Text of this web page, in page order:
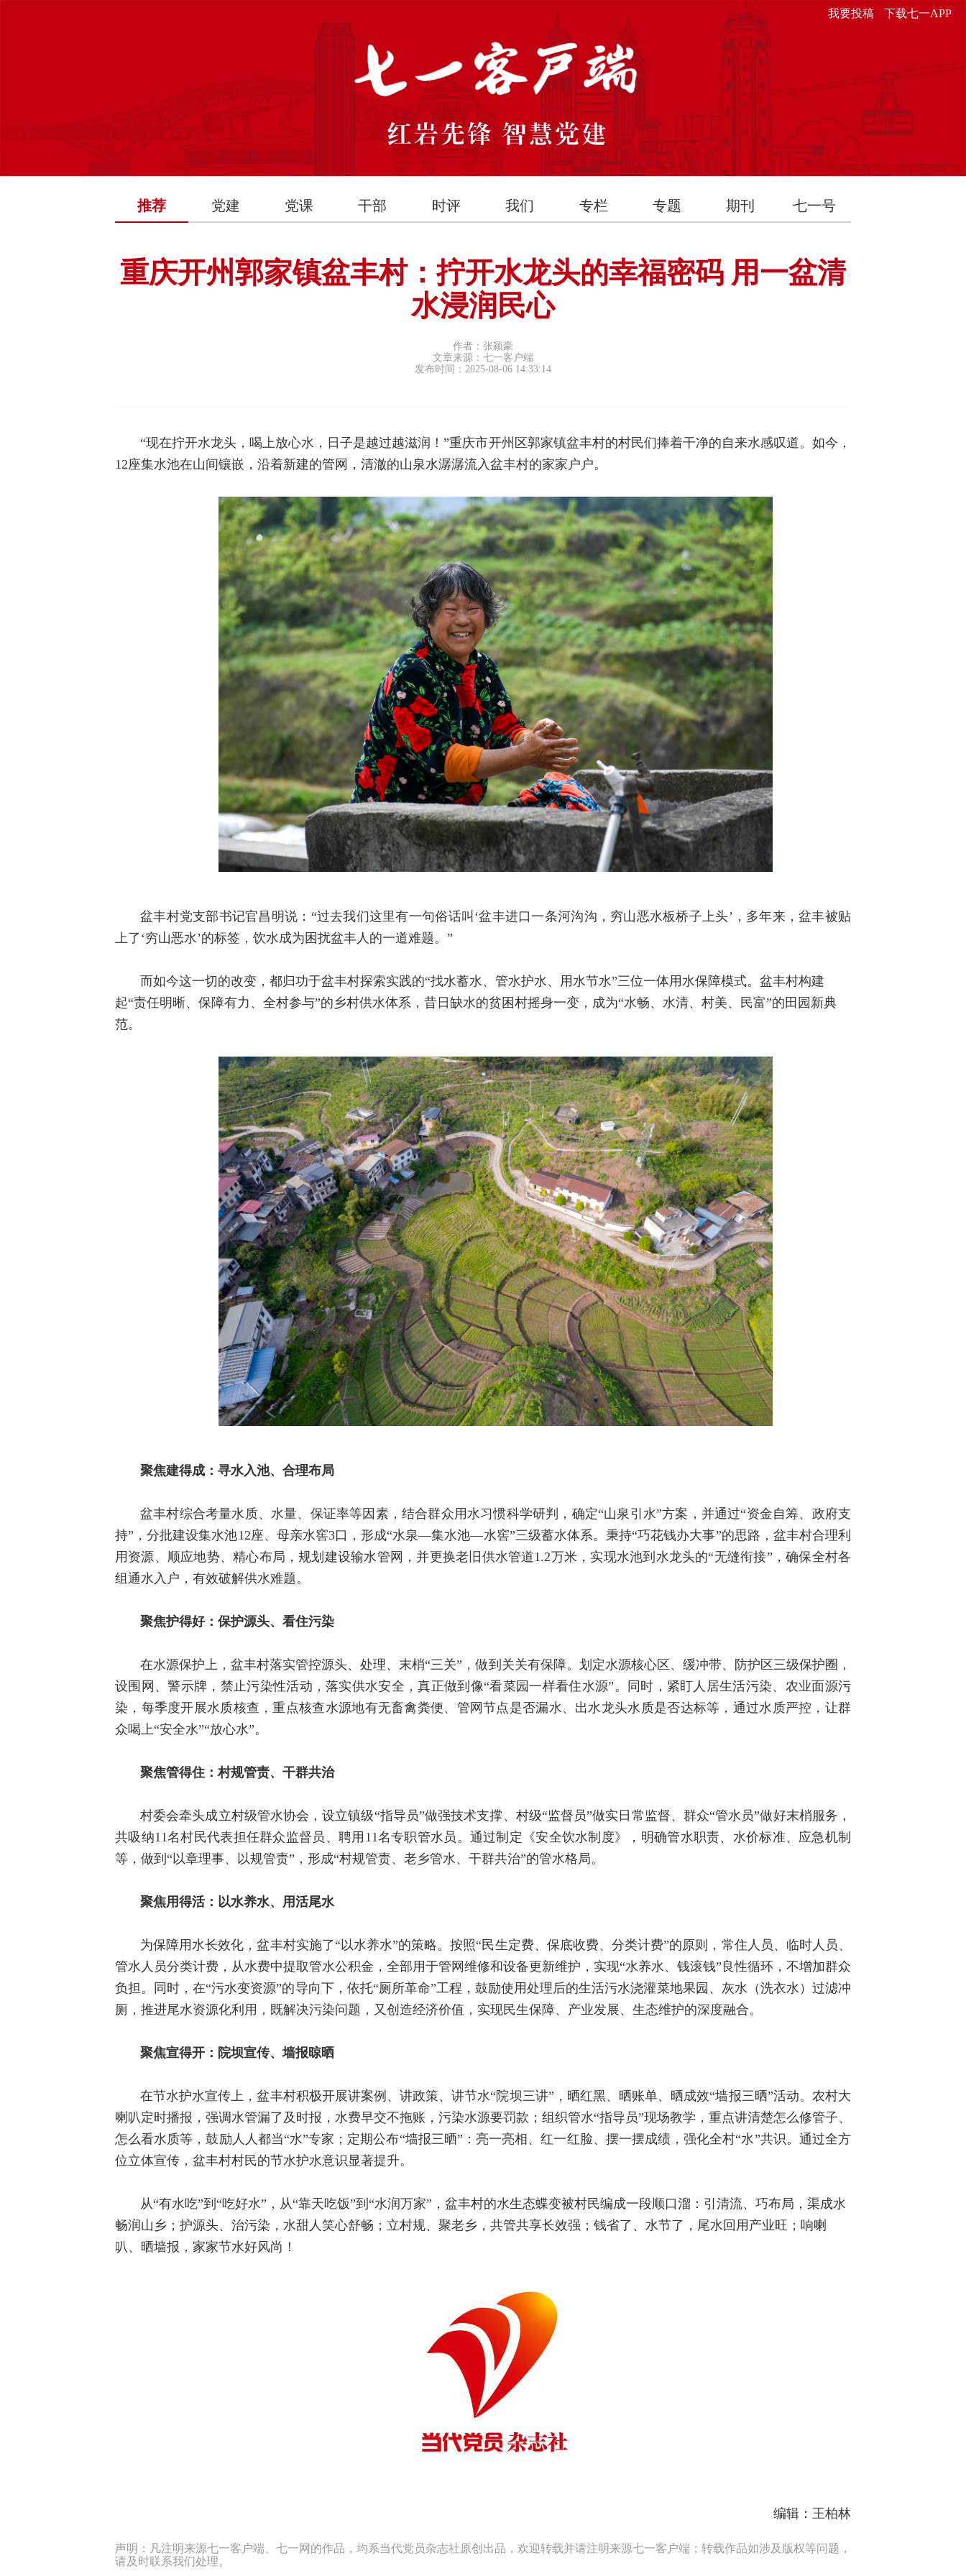
我要投稿 下载七一APP
推荐 党建 党课 干部 时评 我们 专栏 专题 期刊 七一号
重庆开州郭家镇盆丰村：拧开水龙头的幸福密码 用一盆清
水浸润民心
作者：张颖豪
文章来源：七一客户端
发布时间：2025-08-06 14:33:14
“现在拧开水龙头，喝上放心水，日子是越过越滋润！”重庆市开州区郭家镇盆丰村的村民们捧着干净的自来水感叹道。如今，
12座集水池在山间镶嵌，沿着新建的管网，清澈的山泉水潺潺流入盆丰村的家家户户。
盆丰村党支部书记官昌明说：“过去我们这里有一句俗话叫‘盆丰进口一条河沟沟，穷山恶水板桥子上头’，多年来，盆丰被贴
上了‘穷山恶水’的标签，饮水成为困扰盆丰人的一道难题。”
而如今这一切的改变，都归功于盆丰村探索实践的“找水蓄水、管水护水、用水节水”三位一体用水保障模式。盆丰村构建
起“责任明晰、保障有力、全村参与”的乡村供水体系，昔日缺水的贫困村摇身一变，成为“水畅、水清、村美、民富”的田园新典
范。
聚焦建得成：寻水入池、合理布局
盆丰村综合考量水质、水量、保证率等因素，结合群众用水习惯科学研判，确定“山泉引水”方案，并通过“资金自筹、政府支
持”，分批建设集水池12座、母亲水窖3口，形成“水泉—集水池—水窖”三级蓄水体系。秉持“巧花钱办大事”的思路，盆丰村合理利
用资源、顺应地势、精心布局，规划建设输水管网，并更换老旧供水管道1.2万米，实现水池到水龙头的“无缝衔接”，确保全村各
组通水入户，有效破解供水难题。
聚焦护得好：保护源头、看住污染
在水源保护上，盆丰村落实管控源头、处理、末梢“三关”，做到关关有保障。划定水源核心区、缓冲带、防护区三级保护圈，
设围网、警示牌，禁止污染性活动，落实供水安全，真正做到像“看菜园一样看住水源”。同时，紧盯人居生活污染、农业面源污
染，每季度开展水质核查，重点核查水源地有无畜禽粪便、管网节点是否漏水、出水龙头水质是否达标等，通过水质严控，让群
众喝上“安全水”“放心水”。
聚焦管得住：村规管责、干群共治
村委会牵头成立村级管水协会，设立镇级“指导员”做强技术支撑、村级“监督员”做实日常监督、群众“管水员”做好末梢服务，
共吸纳11名村民代表担任群众监督员、聘用11名专职管水员。通过制定《安全饮水制度》，明确管水职责、水价标准、应急机制
等，做到“以章理事、以规管责”，形成“村规管责、老乡管水、干群共治”的管水格局。
聚焦用得活：以水养水、用活尾水
为保障用水长效化，盆丰村实施了“以水养水”的策略。按照“民生定费、保底收费、分类计费”的原则，常住人员、临时人员、
管水人员分类计费，从水费中提取管水公积金，全部用于管网维修和设备更新维护，实现“水养水、钱滚钱”良性循环，不增加群众
负担。同时，在“污水变资源”的导向下，依托“厕所革命”工程，鼓励使用处理后的生活污水浇灌菜地果园、灰水（洗衣水）过滤冲
厕，推进尾水资源化利用，既解决污染问题，又创造经济价值，实现民生保障、产业发展、生态维护的深度融合。
聚焦宣得开：院坝宣传、墙报晾晒
在节水护水宣传上，盆丰村积极开展讲案例、讲政策、讲节水“院坝三讲”，晒红黑、晒账单、晒成效“墙报三晒”活动。农村大
喇叭定时播报，强调水管漏了及时报，水费早交不拖账，污染水源要罚款；组织管水“指导员”现场教学，重点讲清楚怎么修管子、
怎么看水质等，鼓励人人都当“水”专家；定期公布“墙报三晒”：亮一亮相、红一红脸、摆一摆成绩，强化全村“水”共识。通过全方
位立体宣传，盆丰村村民的节水护水意识显著提升。
从“有水吃”到“吃好水”，从“靠天吃饭”到“水润万家”，盆丰村的水生态蝶变被村民编成一段顺口溜：引清流、巧布局，渠成水
畅润山乡；护源头、治污染，水甜人笑心舒畅；立村规、聚老乡，共管共享长效强；钱省了、水节了，尾水回用产业旺；响喇
叭、晒墙报，家家节水好风尚！
编辑：王柏林
声明：凡注明来源七一客户端、七一网的作品，均系当代党员杂志社原创出品，欢迎转载并请注明来源七一客户端；转载作品如涉及版权等问题，
请及时联系我们处理。